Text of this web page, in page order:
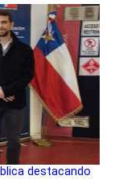
destacando